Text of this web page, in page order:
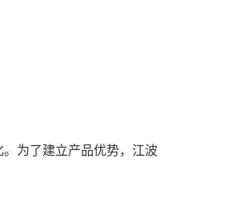
为了建立产品优势，江波